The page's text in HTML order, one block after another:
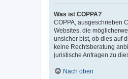
Was ist COPPA?
COPPA, ausgeschrieben
Websites, die
unsicher bist, ob dies auf
keine Rechtsberatung
juristische Anfragen zu
Nach oben